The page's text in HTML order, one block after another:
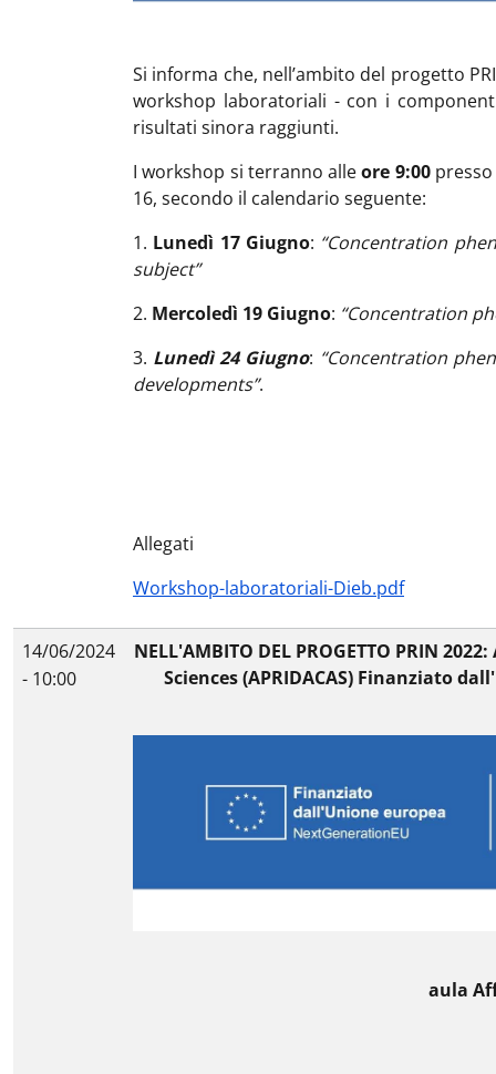
Si informa che, nell’ambito del progetto
workshop laboratoriali - con i
risultati sinora raggiunti.
I workshop si terranno alleore 9:00presso
16, secondo il calendario seguente:
1. Lunedì 17 Giugno: “Concentration
subject”
2. Mercoledì 19 Giugno: “Concentration
3. Lunedì 24 Giugno: “Concentration
developments”.
Allegati
Workshop-laboratoriali-Dieb.pdf
14/06/2024
- 10:00
NELL'AMBITO DEL PROGETTO PRIN
Sciences (APRIDACAS) Finanziato
aula